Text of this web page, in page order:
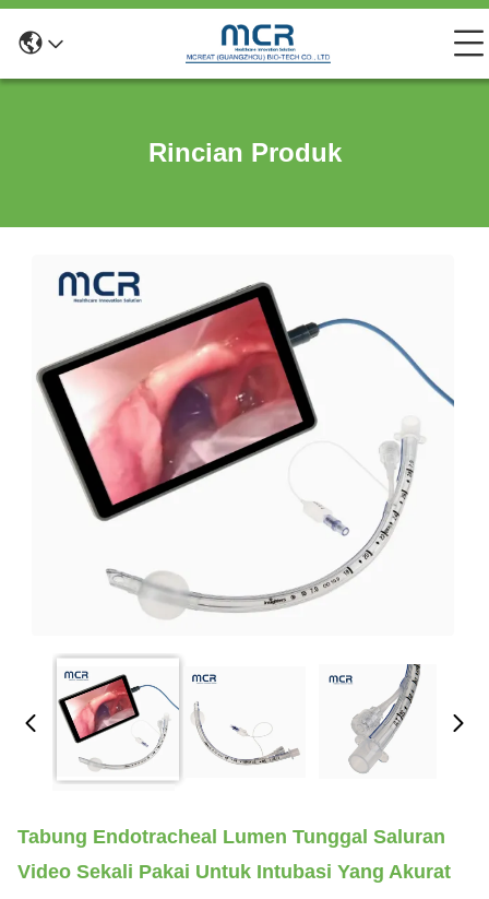
Rincian Produk
Tabung Endotracheal Lumen Tunggal Saluran
Video Sekali Pakai Untuk Intubasi Yang Akurat